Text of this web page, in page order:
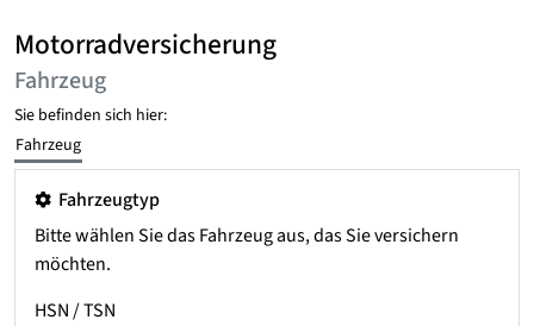
Motorradversicherung
Fahrzeug
Sie befinden sich hier:
Fahrzeug
Fahrzeugtyp
Bitte wählen Sie das Fahrzeug aus, das Sie versichern
möchten.
HSN / TSN